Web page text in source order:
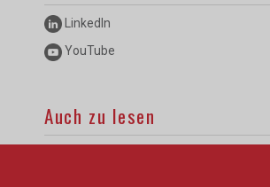
LinkedIn
YouTube
Auch zu lesen